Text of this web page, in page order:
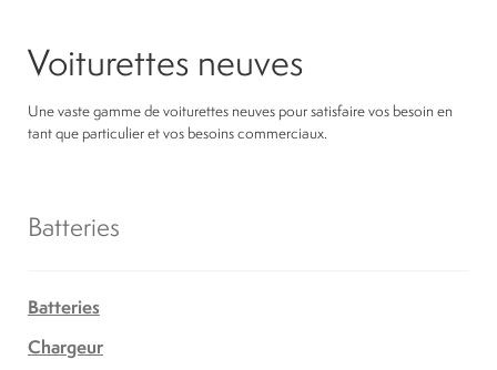
Voiturettes neuves
Une vaste gamme de voiturettes neuves pour satisfaire vos besoin en
tant que particulier et vos besoins commerciaux.
Batteries
Batteries
Chargeur